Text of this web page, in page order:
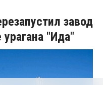
завод
"Ида"